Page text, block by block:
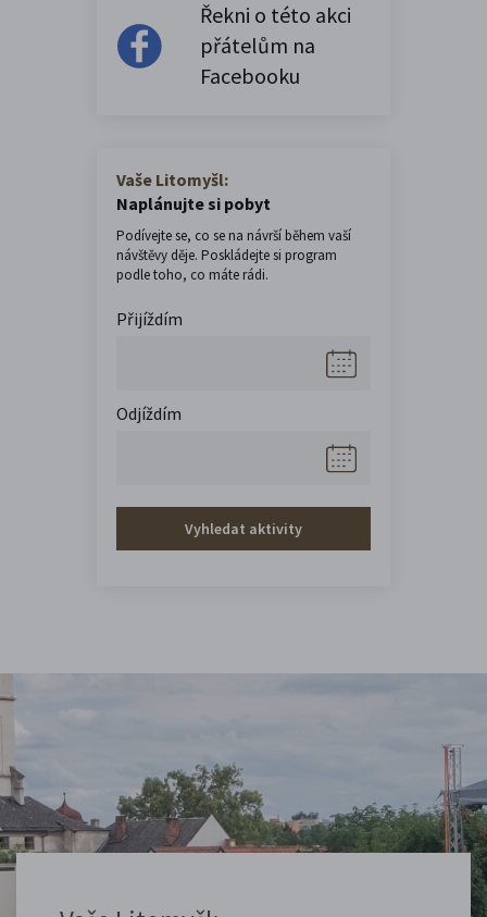
Řekni o této akci
přátelům na
Facebooku
Vaše Litomyšl:
Naplánujte si pobyt
Podívejte se, co se na návrší během vaší
návštěvy děje. Poskládejte si program
podle toho, co máte rádi.
Přijíždím
Odjíždím
Vyhledat aktivity